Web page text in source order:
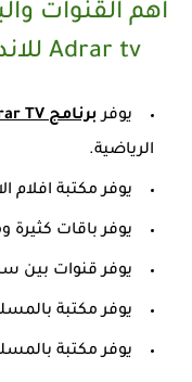
اهم القنوات
Adrar tv للاندرويد احدث اصدار 2025
يوفربرنامج Adrar TV
الرياضية.
يوفر مكتبة افلام
يوفر باقات كثيرة
يوفر قنوات بين
يوفر مكتبة
يوفر مكتبة